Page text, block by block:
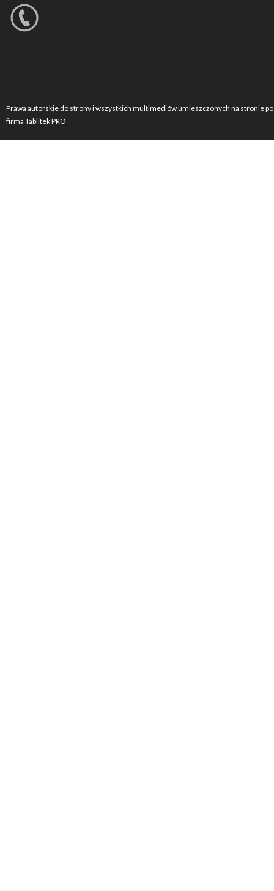
Prawa autorskie do strony i wszystkich multimediów umieszczonych na stronie
firma Tablitek PRO